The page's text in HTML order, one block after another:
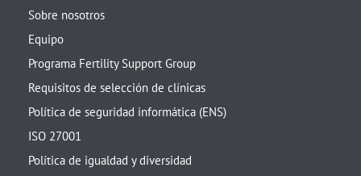
Sobre nosotros
Equipo
Programa Fertility Support Group
Requisitos de selección de clínicas
Política de seguridad informática (ENS)
ISO 27001
Política de igualdad y diversidad